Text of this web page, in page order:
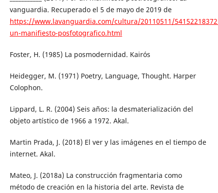
vanguardia. Recuperado el 5 de mayo de 2019 de
https://www.lavanguardia.com/cultura/20110511/
un-manifiesto-posfotografico.html
Foster, H. (1985) La posmodernidad. Kairós
Heidegger, M. (1971) Poetry, Language, Thought. Harper
Colophon.
Lippard, L. R. (2004) Seis años: la desmaterialización del
objeto artístico de 1966 a 1972. Akal.
Martin Prada, J. (2018) El ver y las imágenes en el tiempo de
internet. Akal.
Mateo, J. (2018a) La construcción fragmentaria como
método de creación en la historia del arte. Revista de